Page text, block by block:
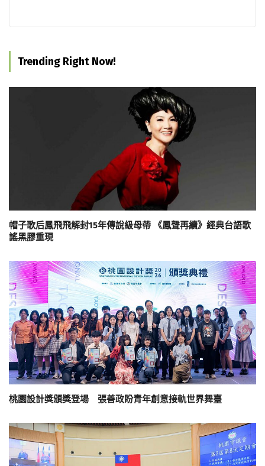
Trending Right Now!
帽子歌后鳳飛飛解封15年傳說級母帶 《鳳聲再續》經典台語歌
謠黑膠重現
桃園設計獎頒獎登場 張善政盼青年創意接軌世界舞臺